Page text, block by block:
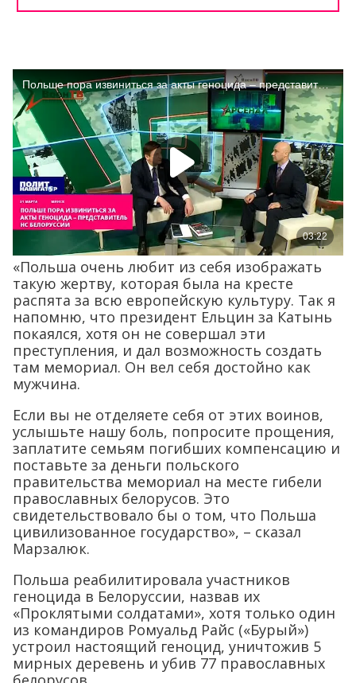
«Польша очень любит из себя изображать
такую жертву, которая была на кресте
распята за всю европейскую культуру. Так я
напомню, что президент Ельцин за Катынь
покаялся, хотя он не совершал эти
преступления, и дал возможность создать
там мемориал. Он вел себя достойно как
мужчина.
Если вы не отделяете себя от этих воинов,
услышьте нашу боль, попросите прощения,
заплатите семьям погибших компенсацию и
поставьте за деньги польского
правительства мемориал на месте гибели
православных белорусов. Это
свидетельствовало бы о том, что Польша
цивилизованное государство», – сказал
Марзалюк.
Польша реабилитировала участников
геноцида в Белоруссии, назвав их
«Проклятыми солдатами», хотя только один
из командиров Ромуальд Райс («Бурый»)
устроил настоящий геноцид, уничтожив 5
мирных деревень и убив 77 православных